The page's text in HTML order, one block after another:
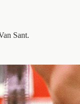
Sant.